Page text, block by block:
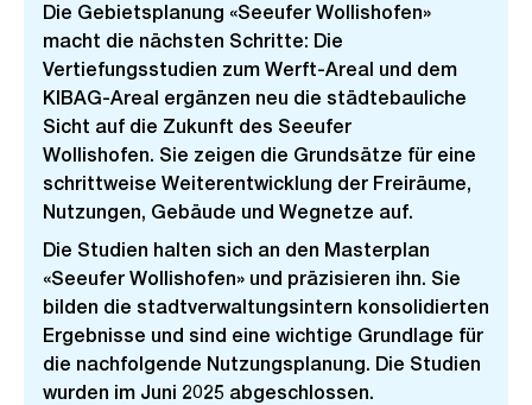
Die Gebietsplanung «Seeufer Wollishofen»
macht die nächsten Schritte: Die
Vertiefungsstudien zum Werft-Areal und dem
KIBAG-Areal ergänzen neu die städtebauliche
Sicht auf die Zukunft des Seeufer
Wollishofen. Sie zeigen die Grundsätze für eine
schrittweise Weiterentwicklung der Freiräume,
Nutzungen, Gebäude und Wegnetze auf.
Die Studien halten sich an den Masterplan
«Seeufer Wollishofen» und präzisieren ihn. Sie
bilden die stadtverwaltungsintern konsolidierten
Ergebnisse und sind eine wichtige Grundlage für
die nachfolgende Nutzungsplanung. Die Studien
wurden im Juni 2025 abgeschlossen.